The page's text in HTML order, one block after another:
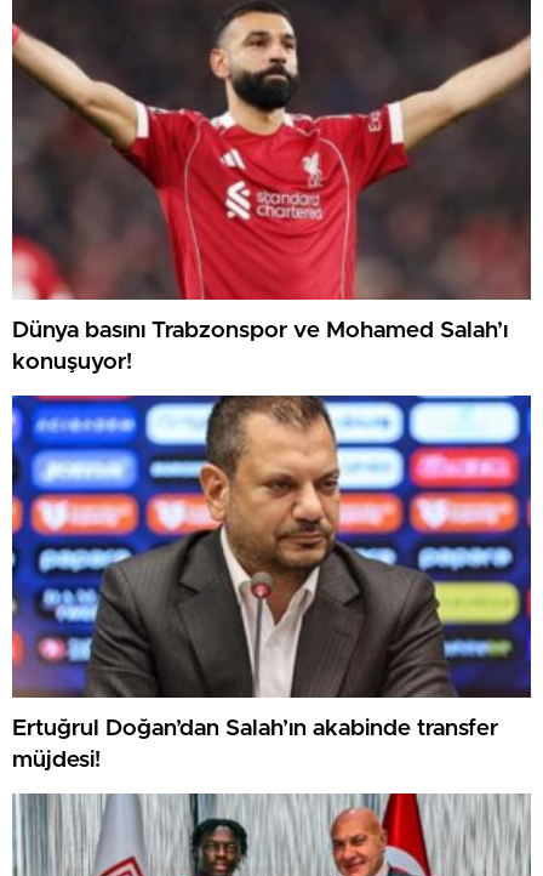
Dünya basını Trabzonspor ve Mohamed Salah’ı
konuşuyor!
Ertuğrul Doğan’dan Salah’ın akabinde transfer
müjdesi!